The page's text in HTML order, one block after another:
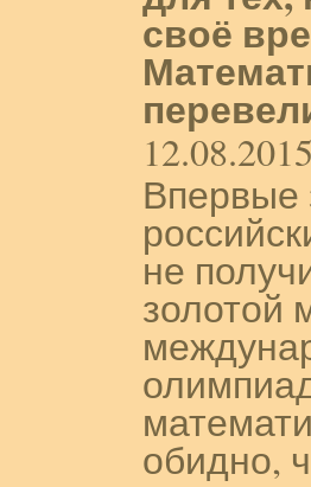
своё
Впервые
не
золотой
обидно,